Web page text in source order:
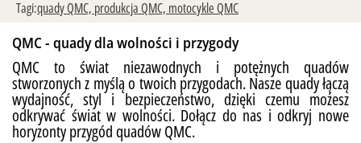
Tagi:quady QMC, produkcja QMC, motocykle QMC
QMC - quady dla wolności i przygody
QMC to świat niezawodnych i potężnych quadów
stworzonych z myślą o twoich przygodach. Nasze quady łączą
wydajność, styl i bezpieczeństwo, dzięki czemu możesz
odkrywać świat w wolności. Dołącz do nas i odkryj nowe
horyzonty przygód quadów QMC.